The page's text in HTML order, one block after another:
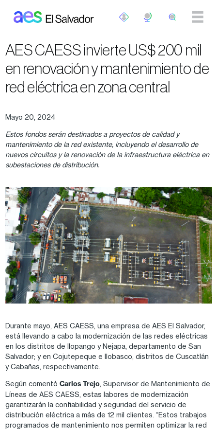
AES CAESS invierte US$ 200 mil
en renovación y mantenimiento de
red eléctrica en zona central
Mayo 20, 2024
Estos fondos serán destinados a proyectos de calidad y
mantenimiento de la red existente, incluyendo el desarrollo de
nuevos circuitos y la renovación de la infraestructura eléctrica en
subestaciones de distribución.
Image
Durante mayo, AES CAESS, una empresa de AES El Salvador,
está llevando a cabo la modernización de las redes eléctricas
en los distritos de Ilopango y Nejapa, departamento de San
Salvador; y en Cojutepeque e Ilobasco, distritos de Cuscatlán
y Cabañas, respectivamente.
Según comentó Carlos Trejo, Supervisor de Mantenimiento de
Líneas de AES CAESS, estas labores de modernización
garantizarán la confiabilidad y seguridad del servicio de
distribución eléctrica a más de 12 mil clientes. “Estos trabajos
programados de mantenimiento nos permiten optimizar la red